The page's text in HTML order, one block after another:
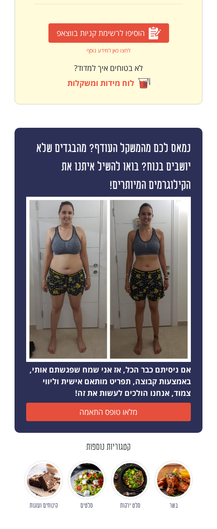
הוסיפו לרשימת קניות בווצאפ
לחצו כאן למידע נוסף
לא בטוחים איך למדוד?
לוח מידות ומשקלות
נמאס לכם מהמשקל העודף? מהבגדים שלא
יושבים בנוח? בואו להשיל איתנו את
הקילוגרמים המיותרים!
אם ניסיתם כבר הכל, אז אני שמח שפגשתם אותי,
באמצעות קבוצה, תפריט מותאם אישית וליווי
צמוד, אנחנו הולכים לעשות את זה!
מלאו טופס התאמה
קטגוריות נוספות
בשר סלט ירקות סלטים קינוחים ועוגות